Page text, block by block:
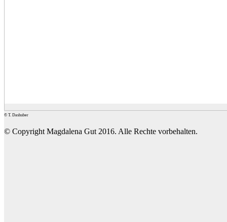
© T. Dashuber
© Copyright Magdalena Gut 2016. Alle Rechte vorbehalten.